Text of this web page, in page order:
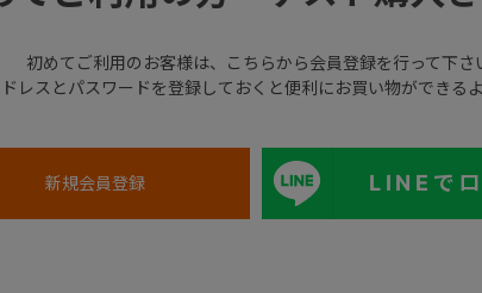
初めてご利用のお客様は、こちらから会員登録を行って下さ
レスとパスワードを登録しておくと便利にお買い物ができるよ
LINEで